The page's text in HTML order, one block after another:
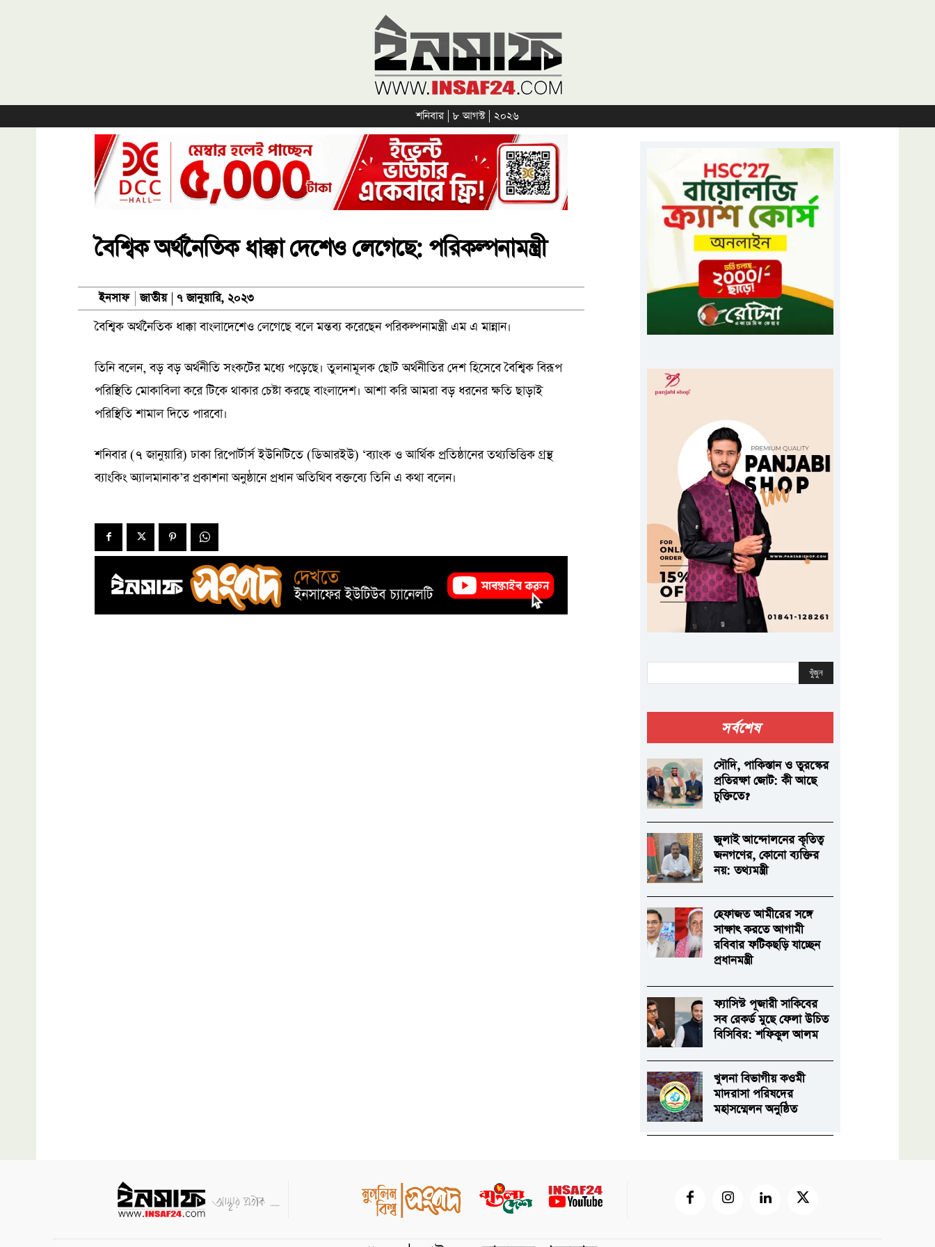
শনিবার | ৮ আগস্ট | ২০২৬
বৈশ্বিক অর্থনৈতিক ধাক্কা দেশেও লেগেছে: পরিকল্পনামন্ত্রী
ইনসাফ জাতীয় ৭ জানুয়ারি, ২০২৩
বৈশ্বিক অর্থনৈতিক ধাক্কা বাংলাদেশেও লেগেছে বলে মন্তব্য করেছেন পরিকল্পনামন্ত্রী এম এ মান্নান।
তিনি বলেন, বড় বড় অর্থনীতি সংকটের মধ্যে পড়েছে। তুলনামূলক ছোট অর্থনীতির দেশ হিসেবে বৈশ্বিক বিরূপ
পরিস্থিতি মোকাবিলা করে টিকে থাকার চেষ্টা করছে বাংলাদেশ। আশা করি আমরা বড় ধরনের ক্ষতি ছাড়াই
পরিস্থিতি শামাল দিতে পারবো।
শনিবার (৭ জানুয়ারি) ঢাকা রিপোর্টার্স ইউনিটিতে (ডিআরইউ) ‘ব্যাংক ও আর্থিক প্রতিষ্ঠানের তথ্যভিত্তিক গ্রন্থ
ব্যাংকিং অ্যালমানাক’র প্রকাশনা অনুষ্ঠানে প্রধান অতিথিব বক্তব্যে তিনি এ কথা বলেন।
খুঁজুন
সর্বশেষ
সৌদি, পাকিস্তান ও তুরস্কের
প্রতিরক্ষা জোট: কী আছে
চুক্তিতে?
জুলাই আন্দোলনের কৃতিত্ব
জনগণের, কোনো ব্যক্তির
নয়: তথ্যমন্ত্রী
হেফাজত আমীরের সঙ্গে
সাক্ষাৎ করতে আগামী
রবিবার ফটিকছড়ি যাচ্ছেন
প্রধানমন্ত্রী
ফ্যাসিস্ট পূজারী সাকিবের
সব রেকর্ড মুছে ফেলা উচিত
বিসিবির: শফিকুল আলম
খুলনা বিভাগীয় কওমী
মাদরাসা পরিষদের
মহাসম্মেলন অনুষ্ঠিত